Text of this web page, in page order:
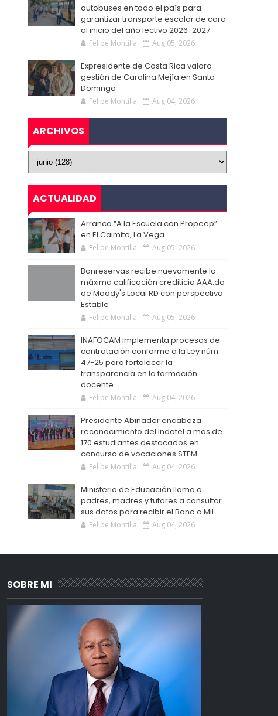
autobuses en todo el país para
garantizar transporte escolar de cara
al inicio del año lectivo 2026-2027
Felipe Montilla Aug 05, 2026
Expresidente de Costa Rica valora
gestión de Carolina Mejía en Santo
Domingo
Felipe Montilla Aug 04, 2026
ARCHIVOS
ACTUALIDAD
Arranca “A la Escuela con Propeep”
en El Caimito, La Vega
Felipe Montilla Aug 05, 2026
Banreservas recibe nuevamente la
máxima calificación crediticia AAA.do
de Moody's Local RD con perspectiva
Estable
Felipe Montilla Aug 05, 2026
INAFOCAM implementa procesos de
contratación conforme a la Ley núm.
47-25 para fortalecer la
transparencia en la formación
docente
Felipe Montilla Aug 04, 2026
Presidente Abinader encabeza
reconocimiento del Indotel a más de
170 estudiantes destacados en
concurso de vocaciones STEM
Felipe Montilla Aug 04, 2026
Ministerio de Educación llama a
padres, madres y tutores a consultar
sus datos para recibir el Bono a Mil
Felipe Montilla Aug 04, 2026
SOBRE MI